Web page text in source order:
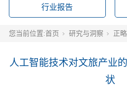
行业报告
您当前位置:首页 研究与洞察 正
人工智能技术对文旅产业
状